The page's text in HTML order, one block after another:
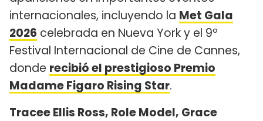
internacionales, incluyendo la Met Gala
2026 celebrada en Nueva York y el 9º
Festival Internacional de Cine de Cannes,
donde recibió el prestigioso Premio
Madame Figaro Rising Star.
Tracee Ellis Ross, Role Model, Grace